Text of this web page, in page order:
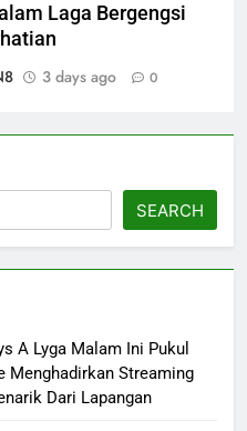
Laga Bergengsi
3 days ago 0
SEARCH
A Lyga Malam Ini Pukul
Menghadirkan Streaming
Dari Lapangan